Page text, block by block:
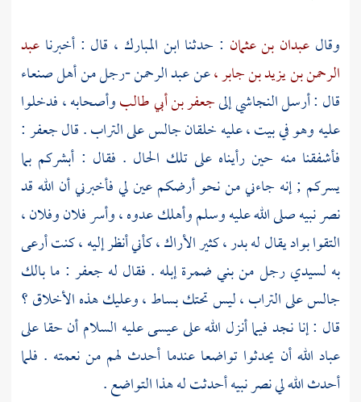
وقال عبدان بن عثمان : حدثنا ابن المبارك ، قال : أخبرنا عبد
الرحمن بن يزيد بن جابر ،عنعبد الرحمن-رجل منأهلصنعاء
قال : أرسلالنجاشيإلىجعفر بن أبي طالبوأصحابه ، فدخلوا
عليه وهو في بيت ، عليه خلقان جالس على التراب . قالجعفر:
فأشفقنا منه حين رأيناه على تلك الحال . فقال : أبشركم بما
يسركم ; إنه جاءني من نحو أرضكم عين لي فأخبرني أن الله قد
نصر نبيه صلى الله عليه وسلم وأهلك عدوه ، وأسر فلان وفلان ،
التقوا بواد يقال لهبدر ،كثير الأراك ، كأني أنظر إليه ، كنت أرعى
به لسيدي رجل منبني ضمرةإبله . فقال له جعفر : ما بالك
جالس على التراب ، ليس تحتك بساط ، وعليك هذه الأخلاق ؟
قال : إنا نجد فيما أنزل الله علىعيسىعليه السلام أن حقا على
عباد الله أن يحدثوا تواضعا عندما أحدث لهم من نعمته . فلما
أحدث الله لي نصر نبيه أحدثت له هذا التواضع .